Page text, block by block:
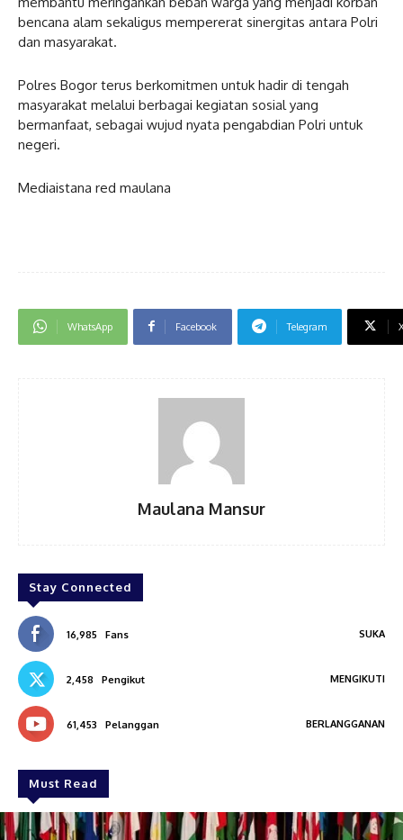
bencana alam sekaligus mempererat sinergitas antara Polri
dan masyarakat.
Polres Bogor terus berkomitmen untuk hadir di tengah
masyarakat melalui berbagai kegiatan sosial yang
bermanfaat, sebagai wujud nyata pengabdian Polri untuk
negeri.
Mediaistana red maulana
WhatsApp Facebook Telegram
Maulana Mansur
Stay Connected
16,985 Fans SUKA
2,458 Pengikut MENGIKUTI
61,453 Pelanggan BERLANGGANAN
Must Read